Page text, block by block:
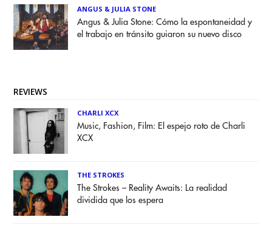
ANGUS & JULIA STONE
Angus & Julia Stone: Cómo la espontaneidad y
el trabajo en tránsito guiaron su nuevo disco
REVIEWS
CHARLI XCX
Music, Fashion, Film: El espejo roto de Charli
XCX
THE STROKES
The Strokes – Reality Awaits: La realidad
dividida que los espera